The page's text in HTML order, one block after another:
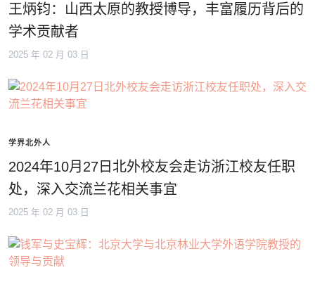
王炳钧：山西太原的教授博导，丰富履历背后的
学术贡献者
2025 年 02 月 03 日
学界北外人
2024年10月27日北外校友会走访浙江校友任职
处，深入交流兰花相关事宜
2025 年 02 月 03 日